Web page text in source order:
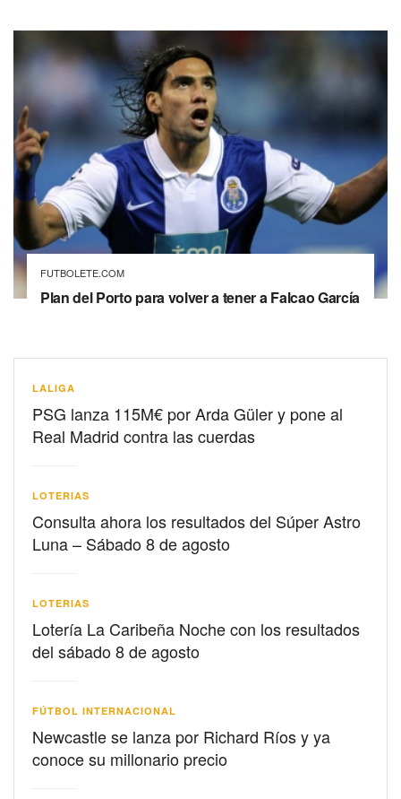
FUTBOLETE.COM
Plan del Porto para volver a tener a Falcao García
LALIGA
PSG lanza 115M€ por Arda Güler y pone al
Real Madrid contra las cuerdas
LOTERIAS
Consulta ahora los resultados del Súper Astro
Luna – Sábado 8 de agosto
LOTERIAS
Lotería La Caribeña Noche con los resultados
del sábado 8 de agosto
FÚTBOL INTERNACIONAL
Newcastle se lanza por Richard Ríos y ya
conoce su millonario precio